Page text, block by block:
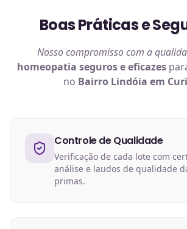
Boas Práticas e
Nosso compromisso com a
homeopatia seguros e eficazes
no Bairro Lindóia em
Controle de Qualidade
Verificação de cada lote com
análise e laudos de qualidade
primas.